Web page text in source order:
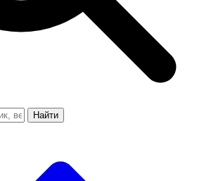
Найти